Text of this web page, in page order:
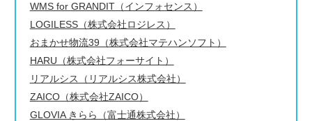
WMS for GRANDIT（インフォセンス）
LOGILESS（株式会社ロジレス）
おまかせ物流39（株式会社マテハンソフト）
HARU（株式会社フォーサイト）
リアルシス（リアルシス株式会社）
ZAICO（株式会社ZAICO）
GLOVIA きらら（富士通株式会社）